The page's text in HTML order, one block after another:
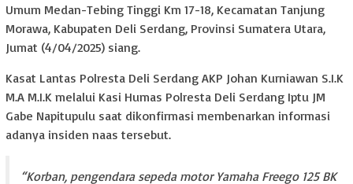
Umum Medan-Tebing Tinggi Km 17-18, Kecamatan Tanjung
Morawa, Kabupaten Deli Serdang, Provinsi Sumatera Utara,
Jumat (4/04/2025) siang.
Kasat Lantas Polresta Deli Serdang AKP Johan Kurniawan S.I.K
M.A M.I.K melalui Kasi Humas Polresta Deli Serdang Iptu JM
Gabe Napitupulu saat dikonfirmasi membenarkan informasi
adanya insiden naas tersebut.
“Korban, pengendara sepeda motor Yamaha Freego 125 BK